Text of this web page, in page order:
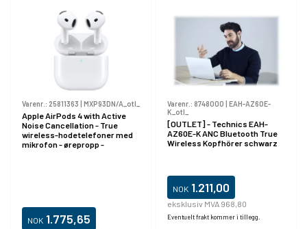
Varenr.: 25811363 | MXP93DN/A_otl_
Apple AirPods 4 with Active
Noise Cancellation - True
wireless-hodetelefoner med
mikrofon - ørepropp -
NOK 1.775,65
Varenr.: 8748000 | EAH-AZ60E-
K_otl_
[OUTLET] - Technics EAH-
AZ60E-K ANC Bluetooth True
Wireless Kopfhörer schwarz
NOK 1.211,00
eksklusiv MVA 968,80
Eventuelt frakt kommer i tillegg.